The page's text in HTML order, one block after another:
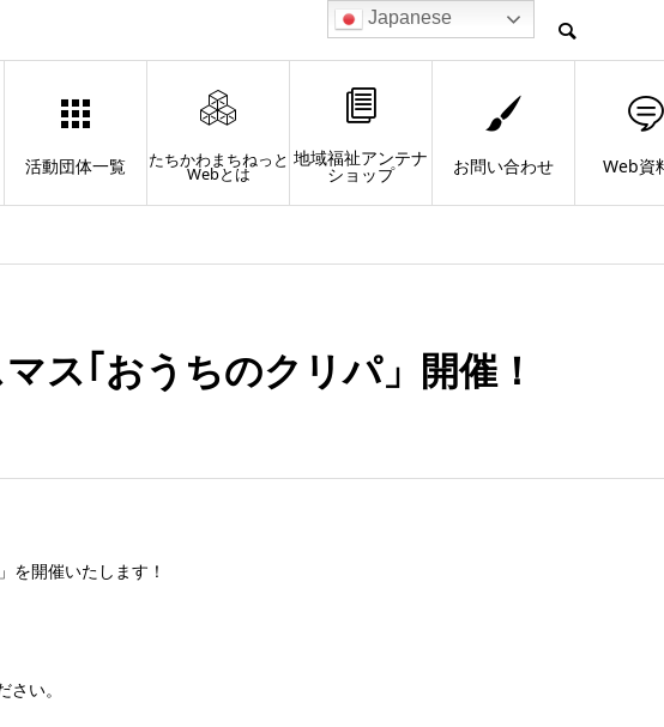
活動団体一覧 たちかわまちねっと
Webとは
地域福祉アンテナ
ショップ お問い合わせ Web資
ス｢おうちのクリパ」開催！
を開催いたします！
い。
Japanese